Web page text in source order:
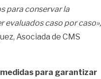
para conservar la
evaluados caso por caso»,
Asociada de CMS
para garantizar